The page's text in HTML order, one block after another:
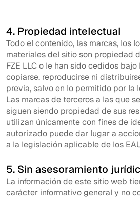
4. Propiedad intelectual
Todo el contenido, las marcas, los
materiales del sitio son propiedad
FZE LLC o le han sido cedidos
copiarse, reproducirse ni
previa, salvo en lo permitido por la
Las marcas de terceros a las que
siguen siendo propiedad de sus
utilizan únicamente con fines de
autorizado puede dar lugar a
a la legislación aplicable de los
5. Sin asesoramiento
La información de este sitio web
carácter informativo general y no